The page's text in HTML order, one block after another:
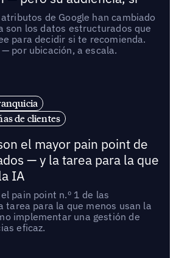
de Google han cambiado
son los datos estructurados que
para decidir si te recomienda.
por ubicación, a escala.
de clientes
el mayor pain point de
— y la tarea para la que
IA
pain point n.º 1 de las
tarea para la que menos usan la
implementar una gestión de
eficaz.